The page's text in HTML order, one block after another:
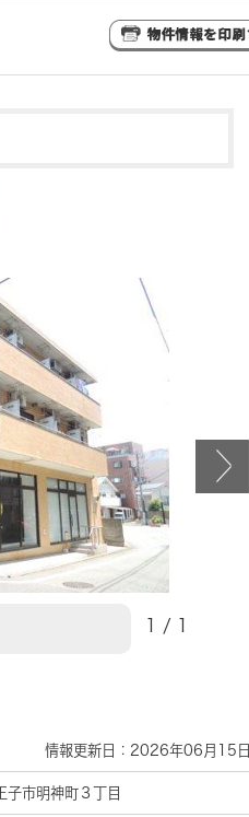
1 / 1
情報更新日：2026年06月15日
子市明神町３丁目